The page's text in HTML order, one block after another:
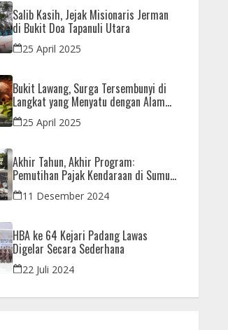
Salib Kasih, Jejak Misionaris Jerman
di Bukit Doa Tapanuli Utara
25 April 2025
Bukit Lawang, Surga Tersembunyi di
Langkat yang Menyatu dengan Alam
dan Orangutan
25 April 2025
Akhir Tahun, Akhir Program:
Pemutihan Pajak Kendaraan di Sumut
Hanya Sampai 31 Desember
11 Desember 2024
HBA ke 64 Kejari Padang Lawas
Digelar Secara Sederhana
22 Juli 2024